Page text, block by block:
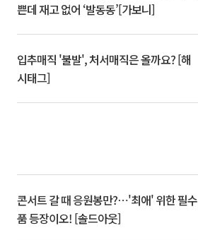
쁜데 재고 없어 ‘발동동’[가보니]
입추매직 '불발', 처서매직은 올까요? [해
시태그]
콘서트 갈 때 응원봉만?⋯'최애' 위한 필수
품 등장이오! [솔드아웃]